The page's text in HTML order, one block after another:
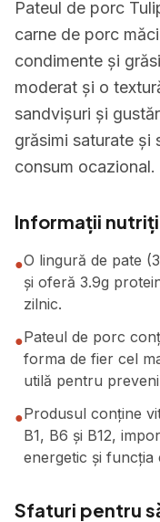
Pateul de porc
carne de porc
condimente și
moderat și o
sandvișuri și
grăsimi saturate și
consum ocazional.
Informații
●O lingură de pate
și oferă 3.9g
zilnic.
●Pateul de porc
forma de fier cel
utilă pentru
●Produsul conține
B1, B6 și B12,
energetic și funcția
Sfaturi pentru